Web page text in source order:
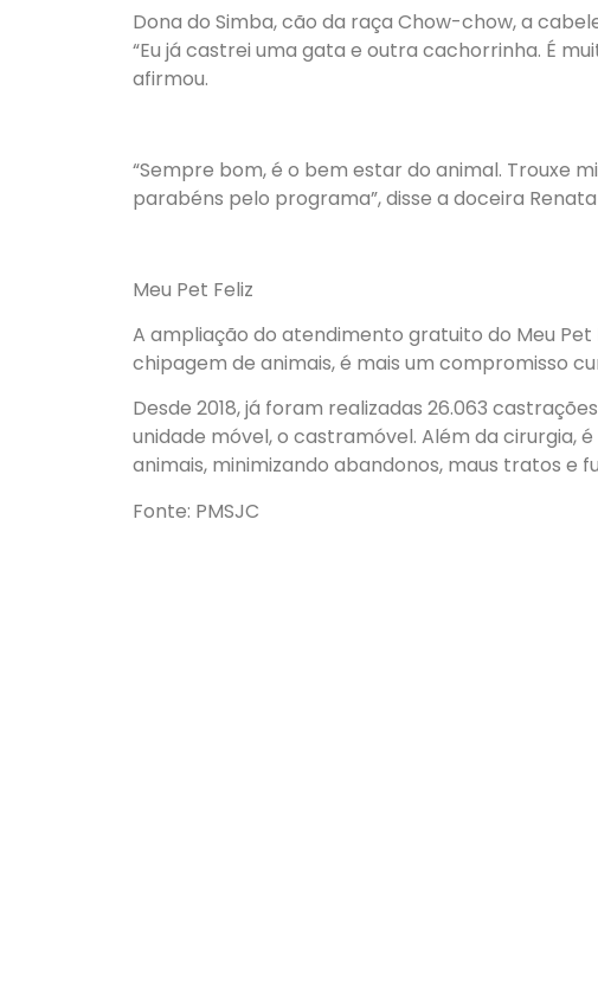
Dona do Simba, cão da raça Chow-chow, a
“Eu já castrei uma gata e outra cachorrinha. É
afirmou.
“Sempre bom, é o bem estar do animal. Trouxe
parabéns pelo programa”, disse a doceira Renata
Meu Pet Feliz
A ampliação do atendimento gratuito do Meu
chipagem de animais, é mais um compromisso
Desde 2018, já foram realizadas 26.063
unidade móvel, o castramóvel. Além da cirurgia,
animais, minimizando abandonos, maus tratos e
Fonte: PMSJC